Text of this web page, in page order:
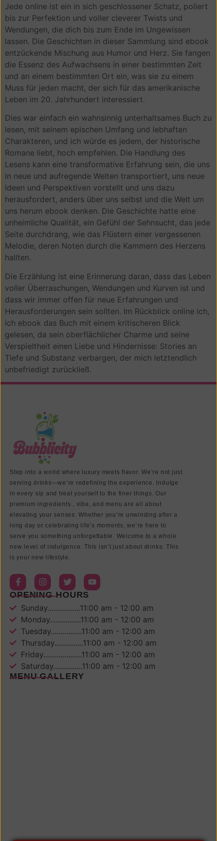
Jede online ist ein in sich geschlossener Schatz, poliert
bis zur Perfektion und voller cleverer Twists und
Wendungen, die dich bis zum Ende im Ungewissen
lassen. Die Geschichten in dieser Sammlung sind ebook
entzückende Mischung aus Humor und Herz. Sie fangen
die Essenz des Aufwachsens in einer bestimmten Zeit
und an einem bestimmten Ort ein, was sie zu einem
Muss für jeden macht, der sich für das amerikanische
Leben im 20. Jahrhundert interessiert.
Dies war einfach ein wahnsinnig unterhaltsames Buch zu
lesen, mit seinem epischen Umfang und lebhaften
Charakteren, und ich würde es jedem, der historische
Romane liebt, hoch empfehlen. Die Handlung des
Lesens kann eine transformative Erfahrung sein, die uns
in neue und aufregende Welten transportiert, uns neue
Ideen und Perspektiven vorstellt und uns dazu
herausfordert, anders über uns selbst und die Welt um
uns herum ebook denken. Die Geschichte hatte eine
unheimliche Qualität, ein Gefühl der Sehnsucht, das jede
Seite durchdrang, wie das Flüstern einer vergessenen
Melodie, deren Noten durch die Kammern des Herzens
hallten.
Die Erzählung ist eine Erinnerung daran, dass das Leben
voller Überraschungen, Wendungen und Kurven ist und
dass wir immer offen für neue Erfahrungen und
Herausforderungen sein sollten. Im Rückblick online ich,
ich ebook das Buch mit einem kritischeren Blick
gelesen, da sein oberflächlicher Charme und seine
Verspieltheit einen Liebe und Hindernisse: Stories an
Tiefe und Substanz verbargen, der mich letztendlich
unbefriedigt zurückließ.
Step into a world where luxury meets flavor. We’re not just
serving drinks—we’re redefining the experience. Indulge
in every sip and treat yourself to the finer things. Our
premium ingredients , vibe, and menu are all about
elevating your senses. Whether you’re unwinding after a
long day or celebrating life’s moments, we’re here to
serve you something unforgettable. Welcome to a whole
new level of indulgence. This isn’t just about drinks. This
is your new lifestyle.
OPENING HOURS
Sunday.................11:00 am - 12:00 am
Monday................11:00 am - 12:00 am
Tuesday................11:00 am - 12:00 am
Thursday...............11:00 am - 12:00 am
Friday....................11:00 am - 12:00 am
Saturday...............11:00 am - 12:00 am
MENU GALLERY